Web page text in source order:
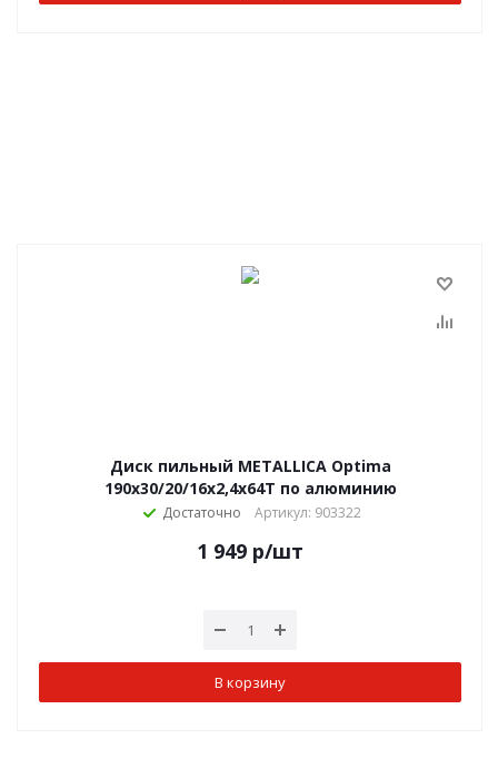
Диск пильный METALLICA Optima
190x30/20/16х2,4х64Т по алюминию
Достаточно Артикул: 903322
1 949 р/шт
В корзину